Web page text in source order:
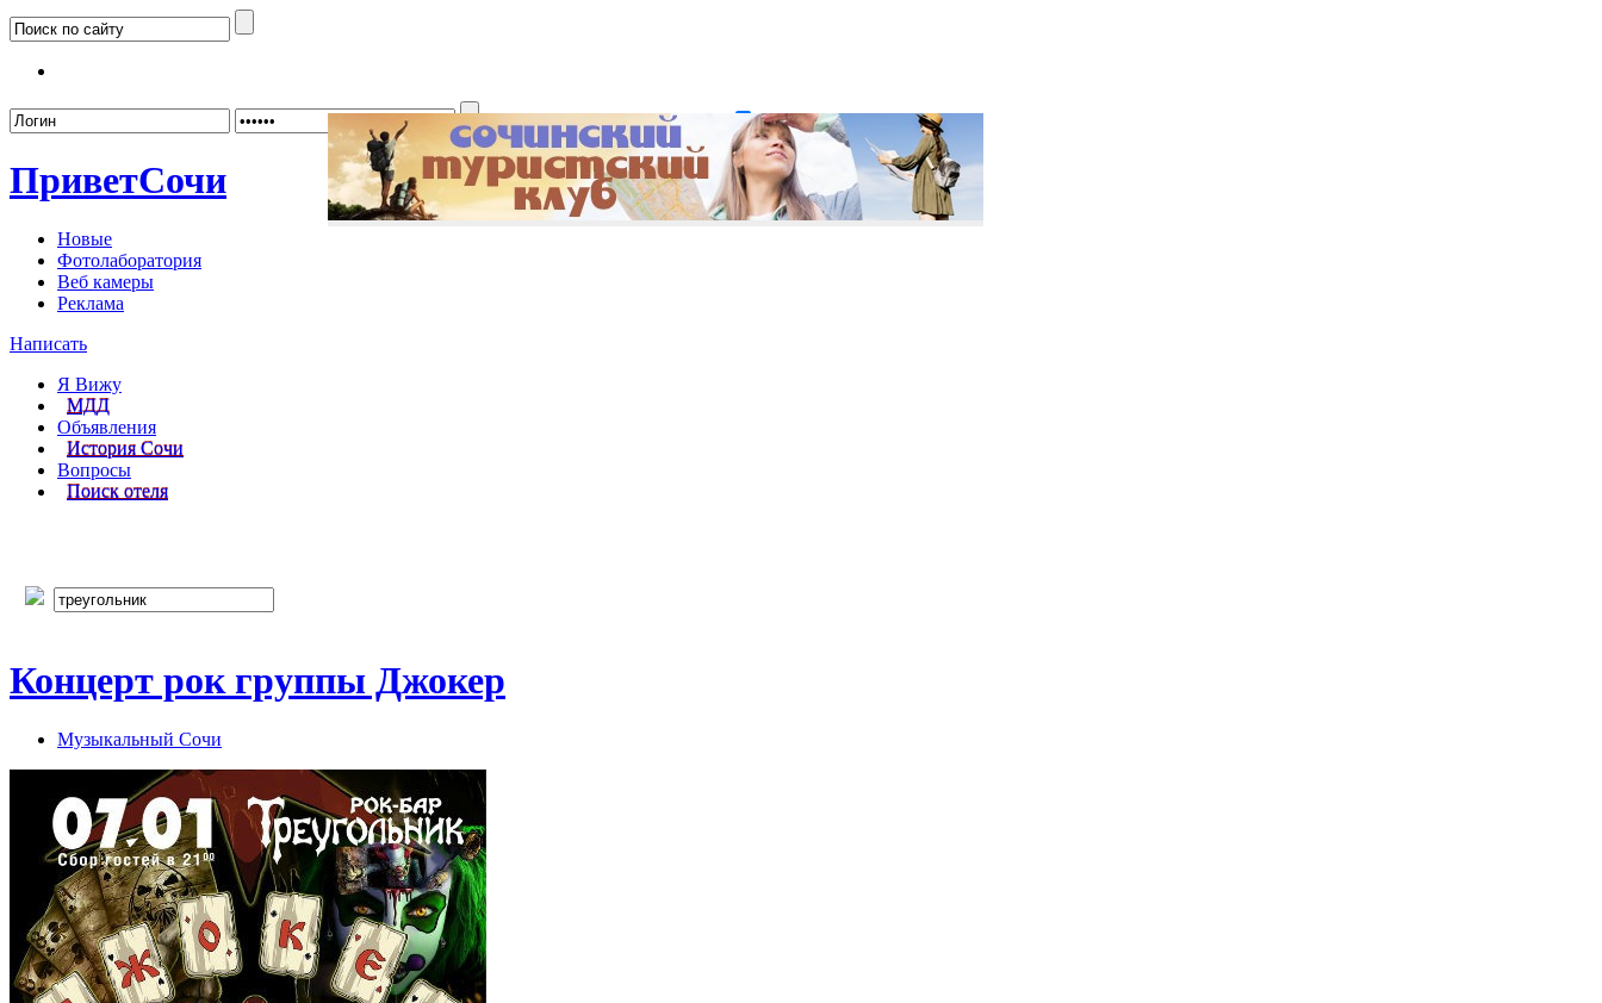
Забыли пароль? Регистрация
ПриветСочи
Новые
Фотолаборатория
Веб камеры
Реклама
Написать
Я Вижу
МДД
Объявления
История Сочи
Вопросы
Поиск отеля
Концерт рок группы Джокер
Музыкальный Сочи